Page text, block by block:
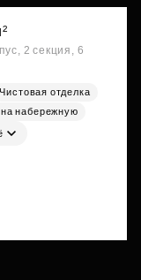
2 секция, 6
Чистовая отделка
на набережную